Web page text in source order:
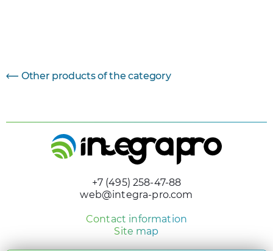
Other products of the category
+7 (495) 258-47-88
web@integra-pro.com
Contact information
Site map